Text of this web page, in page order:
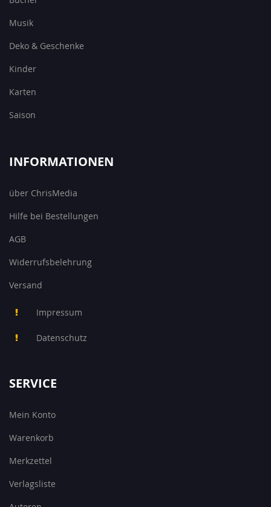
Musik
Deko & Geschenke
Kinder
Karten
Saison
INFORMATIONEN
über ChrisMedia
Hilfe bei Bestellungen
AGB
Widerrufsbelehrung
Versand
Impressum
Datenschutz
SERVICE
Mein Konto
Warenkorb
Merkzettel
Verlagsliste